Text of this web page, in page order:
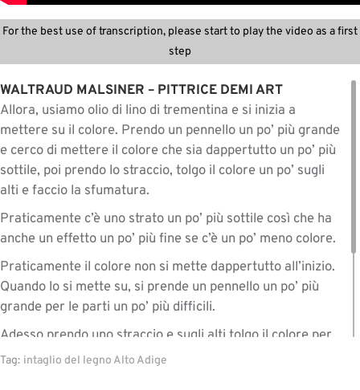
For the best use of transcription, please start to play the video as a first
step
WALTRAUD MALSINER – PITTRICE DEMI ART
Allora, usiamo olio di lino di trementina e si inizia a
mettere su il colore. Prendo un pennello un po’ più grande
e cerco di mettere il colore che sia dappertutto un po’ più
sottile, poi prendo lo straccio, tolgo il colore un po’ sugli
alti e faccio la sfumatura.
Praticamente c’è uno strato un po’ più sottile così che ha
anche un effetto un po’ più fine se c’è un po’ meno colore.
Praticamente il colore non si mette dappertutto all’inizio.
Quando lo si mette su, si prende un pennello un po’ più
grande per le parti un po’ più difficili.
Adesso prendo uno straccio e sugli alti tolgo il colore per
fare, poi, la sfumatura.
Tag: intaglio del legno Alto Adige